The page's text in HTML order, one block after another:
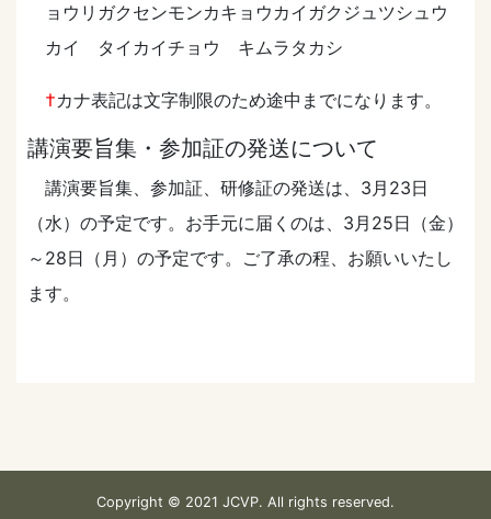
ョウリガクセンモンカキョウカイガクジュツシュウ
カイ タイカイチョウ キムラタカシ
†カナ表記は⽂字制限のため途中までになります。
講演要旨集・参加証の発送について
講演要旨集、参加証、研修証の発送は、3月23日
（水）の予定です。お手元に届くのは、3月25日（金）
～28日（月）の予定です。ご了承の程、お願いいたし
ます。
Copyright © 2021 JCVP. All rights reserved.